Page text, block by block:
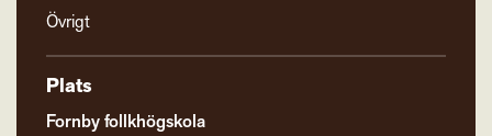
Övrigt
Plats
Fornby follkhögskola